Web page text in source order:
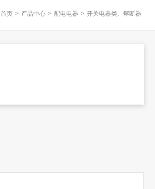
首页 > 产品中心 > 配电电器 > 开关电器类、熔断器